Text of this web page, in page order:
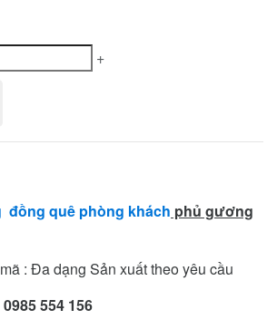
+
đồng quê phòng khách phủ gương
: Đa dạng Sản xuất theo yêu cầu
0985 554 156